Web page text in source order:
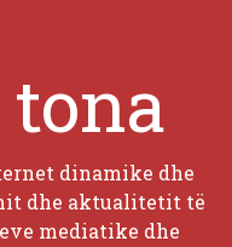
dinamike dhe
dhe aktualitetit të
mediatike dhe